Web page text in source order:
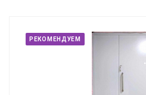
РЕКОМЕНДУЕМ